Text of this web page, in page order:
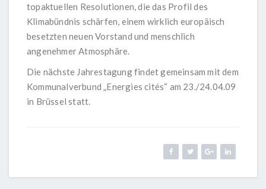
topaktuellen Resolutionen, die das Profil des
Klimabündnis schärfen, einem wirklich europäisch
besetzten neuen Vorstand und menschlich
angenehmer Atmosphäre.
Die nächste Jahrestagung findet gemeinsam mit dem
Kommunalverbund „Energies cités“ am 23./24.04.09
in Brüssel statt.